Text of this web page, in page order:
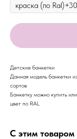
Детские банкетки
Данная модель банкетки
сортов
Банкетку можно купить
цвет по RAL
С этим товаром